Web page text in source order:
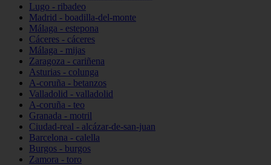
Lugo - ribadeo
Madrid - boadilla-del-monte
Málaga - estepona
Cáceres - cáceres
Málaga - mijas
Zaragoza - cariñena
Asturias - colunga
A-coruña - betanzos
Valladolid - valladolid
A-coruña - teo
Granada - motril
Ciudad-real - alcázar-de-san-juan
Barcelona - calella
Burgos - burgos
Zamora - toro